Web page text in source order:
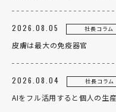
2026.08.05 社長コラム
皮膚は最大の免疫器官
2026.08.04 社長コラム
AIをフル活用すると個人の生